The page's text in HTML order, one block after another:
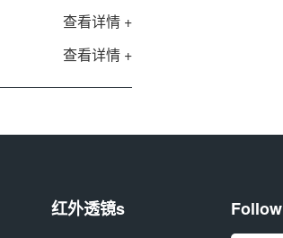
查看详情 +
查看详情 +
红外透镜s Follow